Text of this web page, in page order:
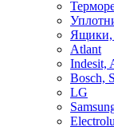
Ящики,
Atlant
Indesit,
Bosch,
LG